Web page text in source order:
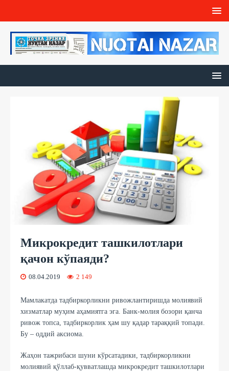
Микрокредит ташкилотлари
қачон кўпаяди?
08.04.2019 2 149
Мамлакатда тадбиркорликни ривожлантиришда молиявий
хизматлар муҳим аҳамиятга эга. Банк-молия бозори қанча
ривож топса, тадбиркорлик ҳам шу қадар тараққий топади.
Бу – оддий аксиома.
Жаҳон тажрибаси шуни кўрсатадики, тадбиркорликни
молиявий қўллаб-қувватлашда микрокредит ташкилотлари